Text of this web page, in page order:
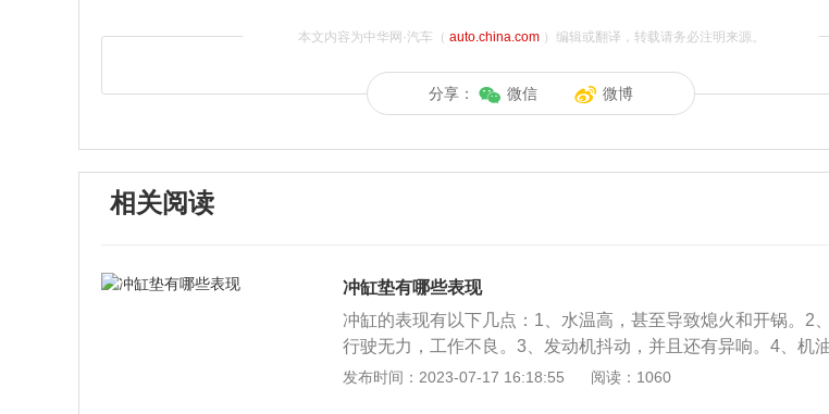
本文内容为中华网·汽车（ auto.china.com）编辑或翻译，转载请务必注明来源。
分享： 微信 微博
相关阅读
冲缸垫有哪些表现
冲缸的表现有以下几点：1、水温高，甚至导致熄火和开锅。2
行驶无力，工作不良。3、发动机抖动，并且还有异响。4、机
气管冒出黄白色烟雾。发生冲缸的现象，一般是因为发动机长时
发布时间：2023-07-17 16:18:55 阅读：1060